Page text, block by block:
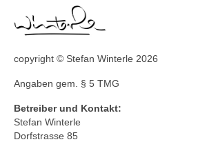
copyright © Stefan Winterle 2026
Angaben gem. § 5 TMG
Betreiber und Kontakt:
Stefan Winterle
Dorfstrasse 85